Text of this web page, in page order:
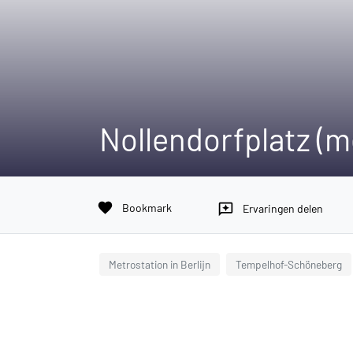
Nollendorfplatz
favorite Bookmark reviews Ervaringen delen
Metrostation in Berlijn Tempelhof-Schöneberg